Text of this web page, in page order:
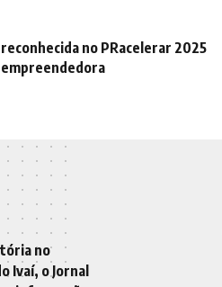
no PRacelerar 2025
empreendedora
no
Ivaí, o Jornal